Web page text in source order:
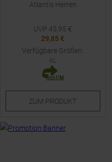
Atlantis Herren
UVP 45,95 €
29,85 €
Verfügbare Größen:
XL
ZUM PRODUKT